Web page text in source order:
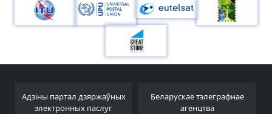
Адзіны партал дзяржаўных
электронных паслуг
Беларускае тэлеграфнае
агенцтва